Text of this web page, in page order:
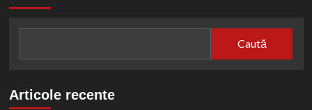
Caută
Articole recente